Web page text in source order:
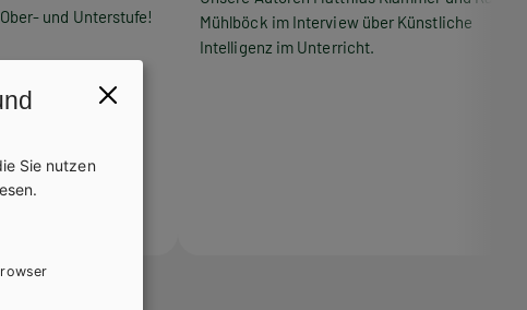
und Unterstufe!
Mühlböck im Interview über Künstliche
Intelligenz im Unterricht.
Sie nutzen